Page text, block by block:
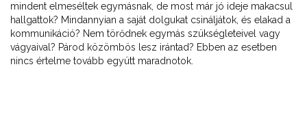
mindent elmeséltek egymásnak, de most már jó ideje makacsul
hallgattok? Mindannyian a saját dolgukat csináljátok, és elakad a
kommunikáció? Nem törődnek egymás szükségleteivel vagy
vágyaival? Párod közömbös lesz irántad? Ebben az esetben
nincs értelme tovább együtt maradnotok.